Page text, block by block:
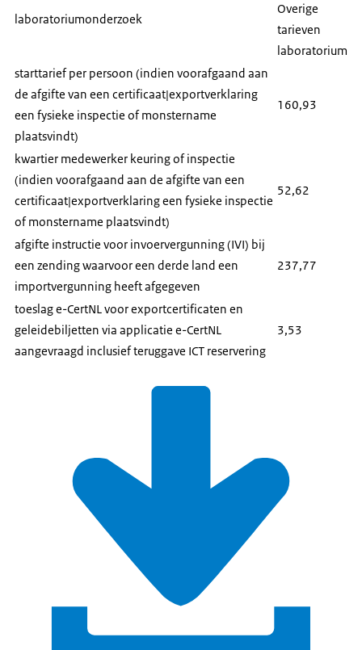
laboratoriumonderzoek
Overige
tarieven
laboratorium
starttarief per persoon (indien voorafgaand aan
de afgifte van een certificaat|exportverklaring
een fysieke inspectie of monstername
plaatsvindt)
160,93
kwartier medewerker keuring of inspectie
(indien voorafgaand aan de afgifte van een
certificaat|exportverklaring een fysieke inspectie
of monstername plaatsvindt)
52,62
afgifte instructie voor invoervergunning (IVI) bij
een zending waarvoor een derde land een
importvergunning heeft afgegeven
237,77
toeslag e-CertNL voor exportcertificaten en
geleidebiljetten via applicatie e-CertNL
aangevraagd inclusief teruggave ICT reservering
3,53